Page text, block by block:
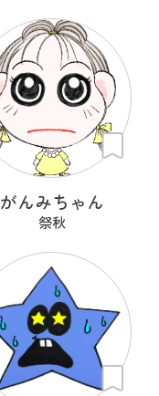
がんみちゃん
祭秋